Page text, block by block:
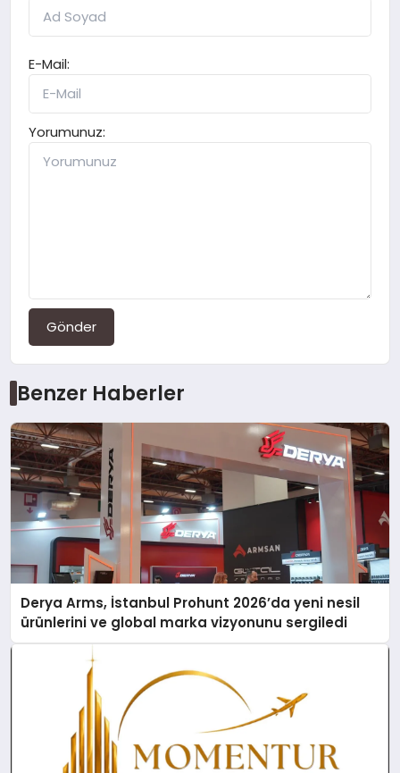
E-Mail:
Yorumunuz:
Gönder
Benzer Haberler
Derya Arms, İstanbul Prohunt 2026’da yeni nesil
ürünlerini ve global marka vizyonunu sergiledi